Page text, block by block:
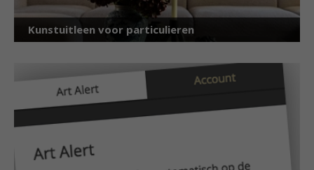
Kunstuitleen voor particulieren